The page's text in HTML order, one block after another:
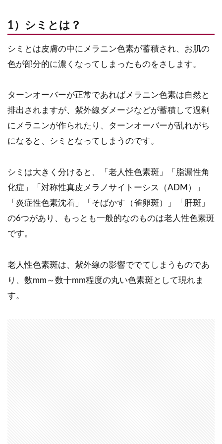
1）シミとは？
シミとは皮膚の中にメラニン色素が蓄積され、お肌の
色が部分的に濃くなってしまったものをさします。
ターンオーバーが正常であればメラニン色素は自然と
排出されますが、紫外線ダメージなどが蓄積して過剰
にメラニンが作られたり、ターンオーバーが乱れがち
になると、シミとなってしまうのです。
シミは大きく分けると、「老人性色素斑」「脂漏性角
化症」「対称性真皮メラノサイトーシス（ADM）」
「炎症性色素沈着」「そばかす（雀卵斑）」「肝斑」
の6つがあり、もっとも一般的なのものは老人性色素斑
です。
老人性色素斑は、紫外線の影響ででてしまうものであ
り、数mm～数十mm程度の丸い色素斑として現れま
す。